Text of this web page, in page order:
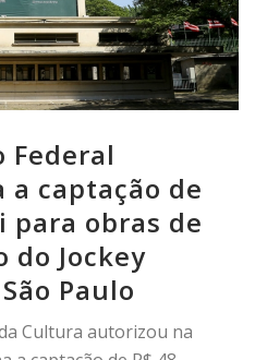
Federal
a captação de
para obras de
do Jockey
Paulo
Cultura autorizou na